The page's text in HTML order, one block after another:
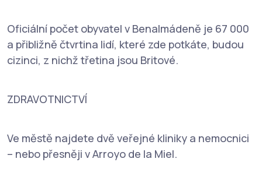
Oficiální počet obyvatel v Benalmádeně je 67 000
a přibližně čtvrtina lidí, které zde potkáte, budou
cizinci, z nichž třetina jsou Britové.
ZDRAVOTNICTVÍ
Ve městě najdete dvě veřejné kliniky a nemocnici
– nebo přesněji v Arroyo de la Miel.